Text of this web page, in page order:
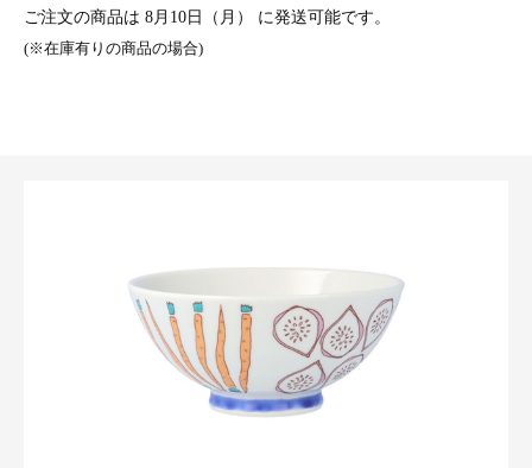
ご注文の商品は 8月10日（月） に発送可能です。
(※在庫有りの商品の場合)